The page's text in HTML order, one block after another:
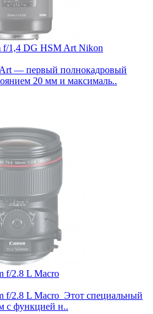
1,4 DG HSM Art Nikon
— первый полнокадровый
20 мм и максималь..
f/2.8 L Macro
f/2.8 L Macro Этот специальный
с функцией н..